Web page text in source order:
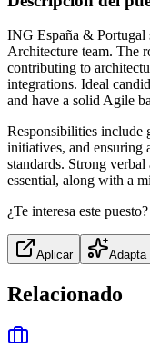
ING España & Portugal
Architecture team. The
contributing to
integrations. Ideal
and have a solid Agile
Responsibilities include
initiatives, and ensuring
standards. Strong
essential, along with a
¿Te interesa este puesto?
Aplicar Adapta
Relacionado